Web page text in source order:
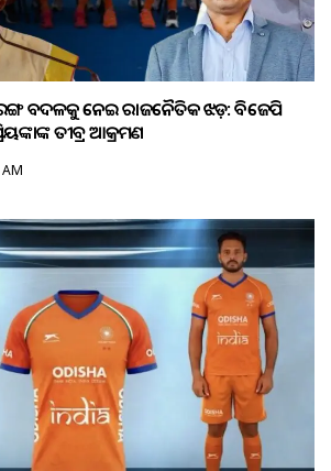
ବଦଳକୁ ନେଇ ରାଜନୈତିକ ଝଡ଼: ବିଜେପି
ତୀବ୍ର ଆକ୍ରମଣ